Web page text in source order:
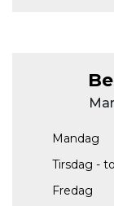
Mandag
Tirsdag -
Fredag